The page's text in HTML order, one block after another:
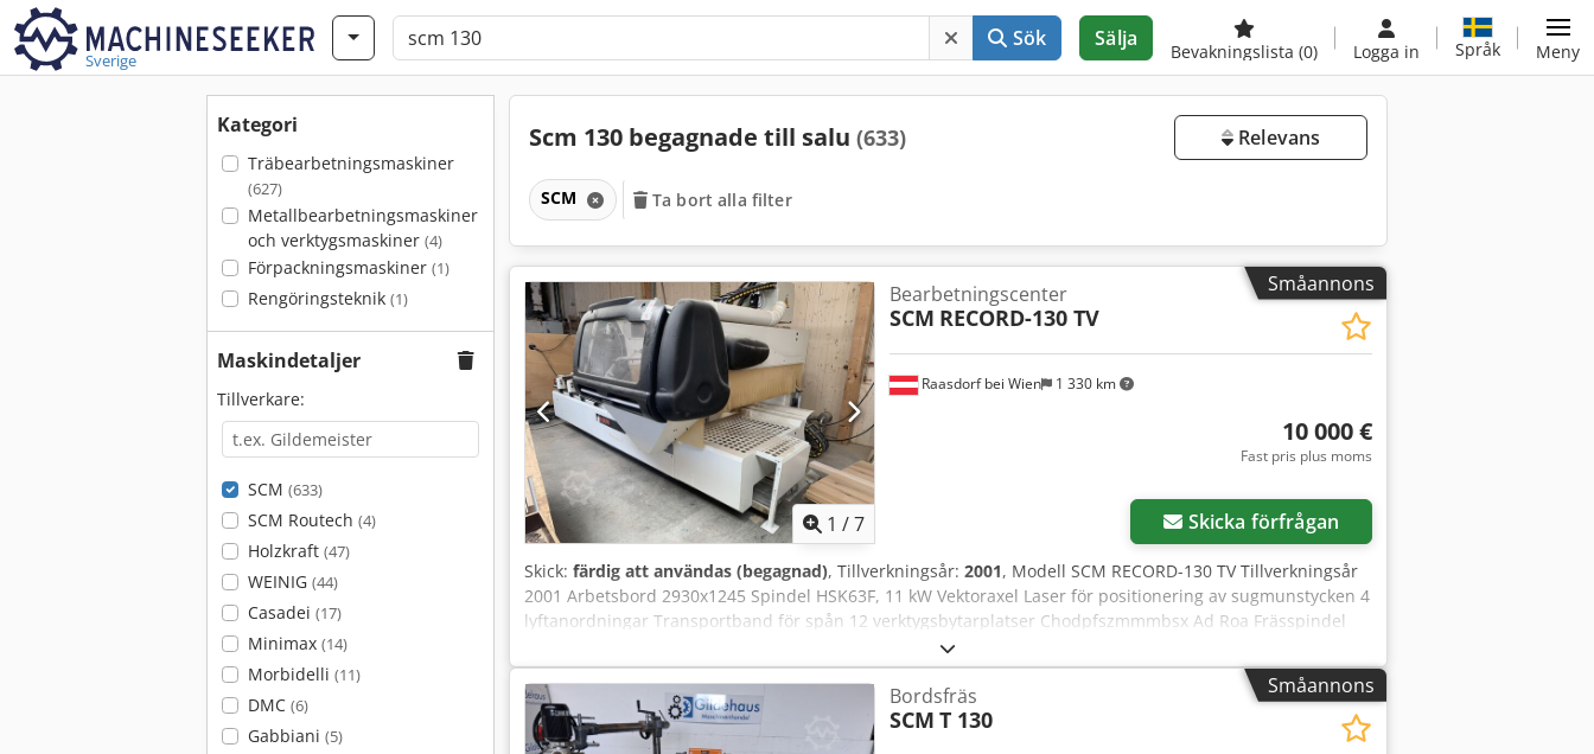
Sverige
Sök Sälja
Bevakningslista (0) Logga in Språk Meny
Kategori
Träbearbetningsmaskiner
(627)
Metallbearbetningsmaskiner
och verktygsmaskiner (4)
Förpackningsmaskiner (1)
Rengöringsteknik (1)
Maskindetaljer
Tillverkare:
SCM (633)
SCM Routech (4)
Holzkraft (47)
WEINIG (44)
Casadei (17)
Minimax (14)
Morbidelli (11)
DMC (6)
Gabbiani (5)
Scm 130 begagnade till salu (633) Relevans
SCM Ta bort alla filter
Småannons
1 /7
Raasdorf bei Wien 1 330 km
Bearbetningscenter
SCM RECORD-130 TV
10 000 €
Fast pris plus moms
Skicka förfrågan
Skick: färdig att användas (begagnad), Tillverkningsår: 2001, Modell SCM RECORD-130 TV Tillverkningsår
2001 Arbetsbord 2930x1245 Spindel HSK63F, 11 kW Vektoraxel Laser för positionering av sugmunstycken 4
lyftanordningar Transportband för spån 12 verktygsbytarplatser Chodpfszmmmbsx Ad Roa Frässpindel
för lådkonstruktion eller sågning F18 borrhuvud Spännanordningar
Småannons
Bordsfräs
SCM T 130